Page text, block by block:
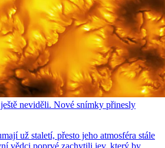
neviděli. Nové snímky přinesly
už staletí, přesto jeho atmosféra stále